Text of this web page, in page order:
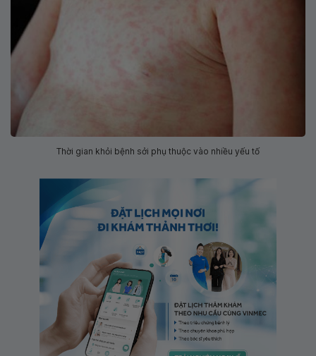
Thời gian khỏi bệnh sởi phụ thuộc vào nhiều yếu tố